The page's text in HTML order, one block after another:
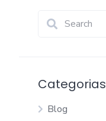
Categorias
Blog